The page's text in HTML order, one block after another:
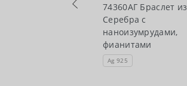
74360АГ Браслет из
Серебра с
наноизумрудами,
фианитами
Ag 925